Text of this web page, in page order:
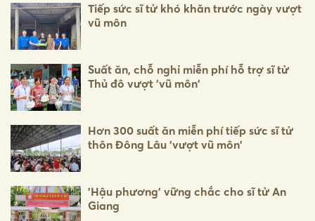
Tiếp sức sĩ tử khó khăn trước ngày vượt
vũ môn
Suất ăn, chỗ nghỉ miễn phí hỗ trợ sĩ tử
Thủ đô vượt 'vũ môn'
Hơn 300 suất ăn miễn phí tiếp sức sĩ tử
thôn Đông Lâu 'vượt vũ môn'
'Hậu phương' vững chắc cho sĩ tử An
Giang